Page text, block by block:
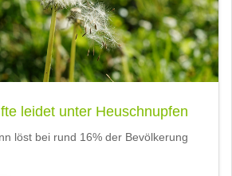
leidet unter Heuschnupfen
löst bei rund 16% der Bevölkerung